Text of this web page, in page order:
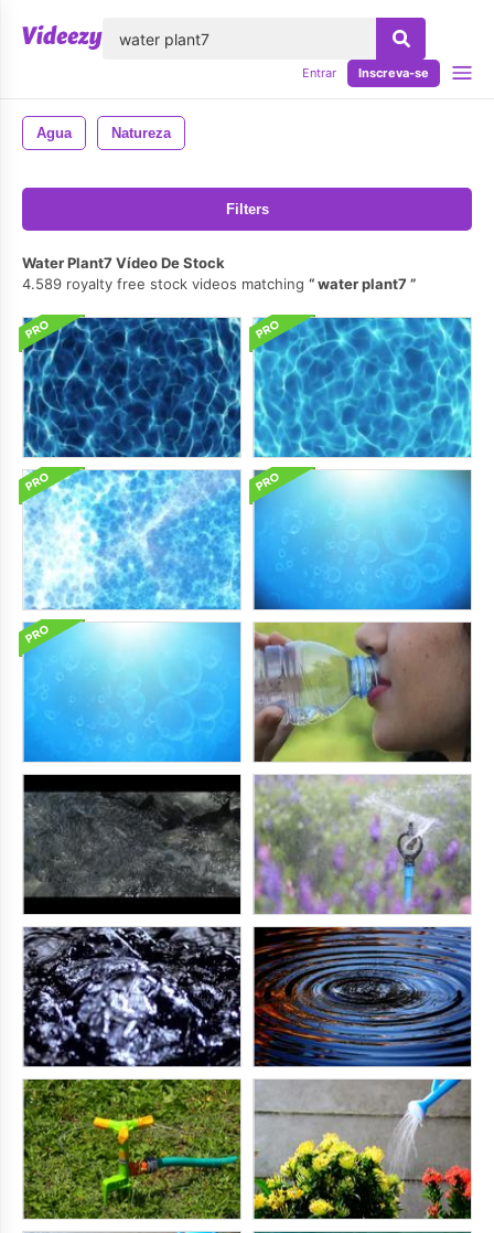
Entrar Inscreva-se
Agua Natureza
Filters
Water Plant7 Vídeo De Stock
4.589 royalty free stock videos matching
water plant7